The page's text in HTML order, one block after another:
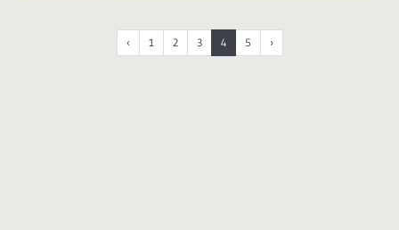
‹ 1 2 3 4 5 ›